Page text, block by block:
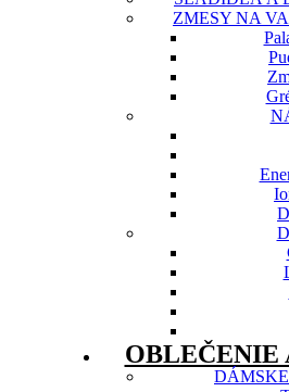
ZMESY NA
OBLEČENIE